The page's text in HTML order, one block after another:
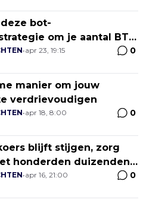
bot-
om je aantal BTC
•apr 23, 19:15 0
manier om jouw
verdrievoudigen
•apr 18, 8:00 0
blijft stijgen, zorg
honderden duizenden
mist!
•apr 16, 21:00 0